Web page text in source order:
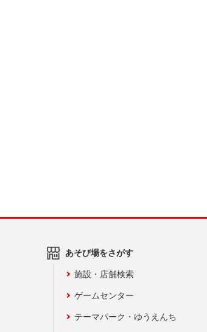
あそび場をさがす
施設・店舗検索
ゲームセンター
テーマパーク・ゆうえんち